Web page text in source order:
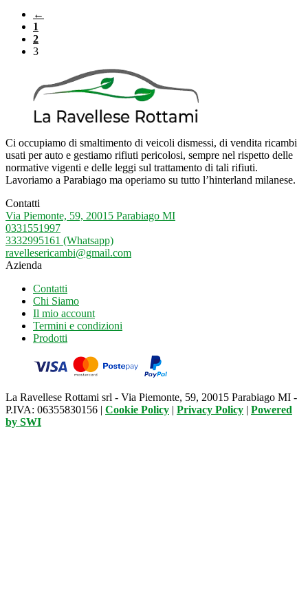
←
1
2
3
Ci occupiamo di smaltimento di veicoli dismessi, di vendita ricambi
usati per auto e gestiamo rifiuti pericolosi, sempre nel rispetto delle
normative vigenti e delle leggi sul trattamento di tali rifiuti.
Lavoriamo a Parabiago ma operiamo su tutto l’hinterland milanese.
Contatti
Via Piemonte, 59, 20015 Parabiago MI
0331551997
3332995161 (Whatsapp)
ravellesericambi@gmail.com
Azienda
Contatti
Chi Siamo
Il mio account
Termini e condizioni
Prodotti
La Ravellese Rottami srl - Via Piemonte, 59, 20015 Parabiago MI -
P.IVA: 06355830156 | Cookie Policy | Privacy Policy | Powered
by SWI